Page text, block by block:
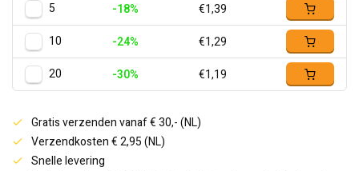
5
-18%
€1,39
10
-24%
€1,29
20
-30% €1,19
Gratis verzenden vanaf € 30,- (NL)
Verzendkosten € 2,95 (NL)
Snelle levering